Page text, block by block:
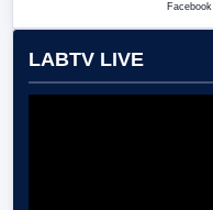
Facebook
LABTV LIVE